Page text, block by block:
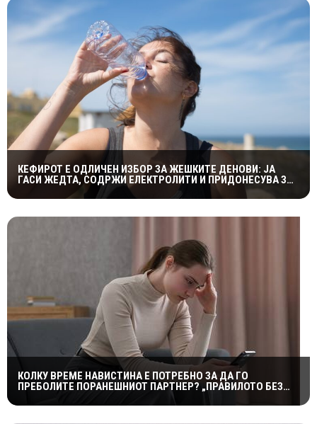
КЕФИРОТ Е ОДЛИЧЕН ИЗБОР ЗА ЖЕШКИТЕ ДЕНОВИ: ЈА
ГАСИ ЖЕДТА, СОДРЖИ ЕЛЕКТРОЛИТИ И ПРИДОНЕСУВА ЗА
ЗДРАВА ДИГЕСТИЈА
КОЛКУ ВРЕМЕ НАВИСТИНА Е ПОТРЕБНО ЗА ДА ГО
ПРЕБОЛИТЕ ПОРАНЕШНИОТ ПАРТНЕР? „ПРАВИЛОТО БЕЗ
КОНТАКТ“ НЕ Е МАГИЧНА ФОРМУЛА